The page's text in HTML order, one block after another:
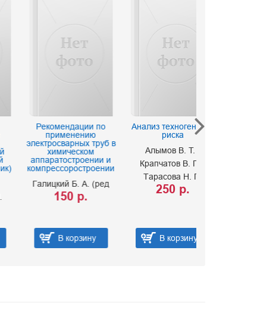
Рекомендации по
применению
электросварных труб в
химическом
аппаратостроении и
компрессоростроении
Галицкий Б. А. (ред
150 р.
В корзину
Анализ техногенного
Алымов В. Т.
Крапчатов В. П.
Тарасова Н. П.
250 р.
В корзину